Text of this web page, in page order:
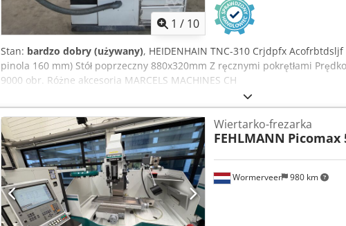
1 / 10
Stan: bardzo dobry (używany), HEIDENHAIN TNC-310 Crjdpfx
pinola 160 mm) Stół poprzeczny 880x320mm Z ręcznymi pokrętłami
9000 obr. Różne akcesoria MARCELS MACHINES CH
Wormerveer 980 km
Wiertarko-frezarka
FEHLMANN Picomax